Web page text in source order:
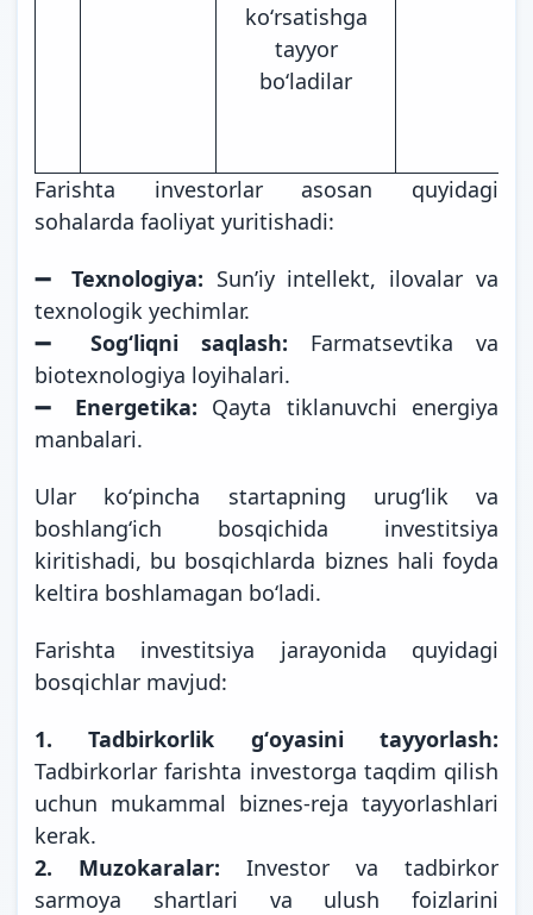
koʻrsatishga
tayyor
boʻladilar
Farishta investorlar asosan quyidagi
sohalarda faoliyat yuritishadi:
➖
Texnologiya: Sunʼiy intellekt, ilovalar va
texnologik yechimlar.
➖
Sogʻliqni saqlash: Farmatsevtika va
biotexnologiya loyihalari.
➖
Energetika: Qayta tiklanuvchi energiya
manbalari.
Ular koʻpincha startapning urugʻlik va
boshlangʻich bosqichida investitsiya
kiritishadi, bu bosqichlarda biznes hali foyda
keltira boshlamagan boʻladi.
Farishta investitsiya jarayonida quyidagi
bosqichlar mavjud:
1. Tadbirkorlik gʻoyasini tayyorlash:
Tadbirkorlar farishta investorga taqdim qilish
uchun mukammal biznes-reja tayyorlashlari
kerak.
2. Muzokaralar: Investor va tadbirkor
sarmoya shartlari va ulush foizlarini